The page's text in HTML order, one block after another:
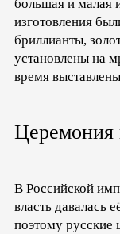
большая и малая
изготовления
бриллианты,
установлены на
время
Церемония
В Российской
власть давалась
поэтому русские